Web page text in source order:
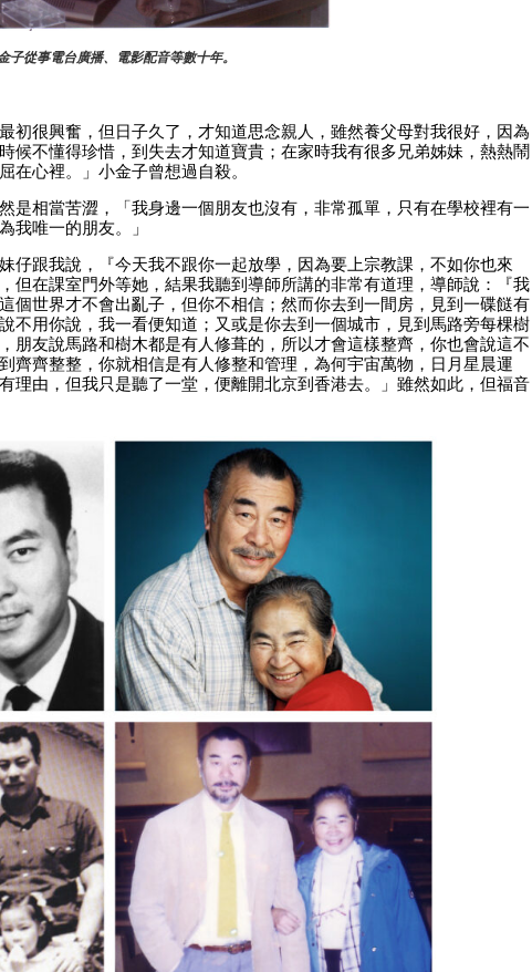
子從事電台廣播、電影配音等數十年。
初很興奮，但日子久了，才知道思念親人，雖然養父母對我很好，因為
候不懂得珍惜，到失去才知道寶貴；在家時我有很多兄弟姊妹，熱熱鬧
心裡。」小金子曾想過自殺。
是相當苦澀，「我身邊一個朋友也沒有，非常孤單，只有在學校裡有一
我唯一的朋友。」
仔跟我說，『今天我不跟你一起放學，因為要上宗教課，不如你也來
但在課室門外等她，結果我聽到導師所講的非常有道理，導師說：『我
個世界才不會出亂子，但你不相信；然而你去到一間房，見到一碟餸有
不用你說，我一看便知道；又或是你去到一個城市，見到馬路旁每棵樹
朋友說馬路和樹木都是有人修葺的，所以才會這樣整齊，你也會說這不
齊齊整整，你就相信是有人修整和管理，為何宇宙萬物，日月星晨運
理由，但我只是聽了一堂，便離開北京到香港去。」雖然如此，但福音